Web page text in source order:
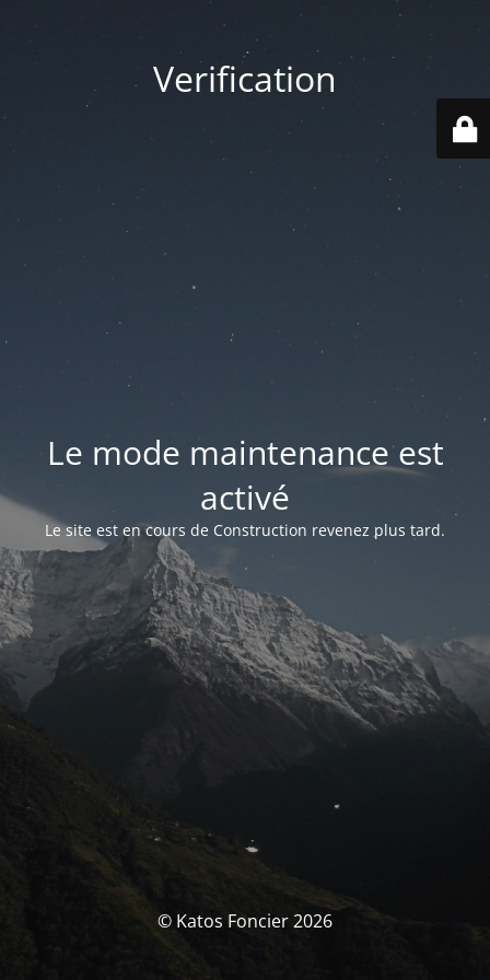
Verification
Le mode maintenance est
activé
Le site est en cours de Construction revenez plus tard.
© Katos Foncier 2026